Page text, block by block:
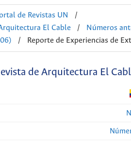
de Revistas UN
/
El Cable
/
Números
/ Reporte de Experiencias de
de Arquitectura El